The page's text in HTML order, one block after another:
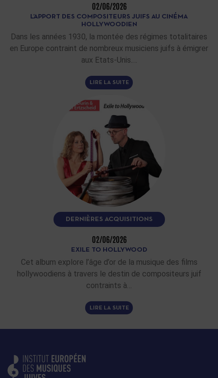
02/06/2026
L’APPORT DES COMPOSITEURS JUIFS AU CINÉMA
HOLLYWOODIEN
Dans les années 1930, la montée des régimes totalitaires
en Europe contraint de nombreux musiciens juifs à émigrer
aux Etats-Unis.…
LIRE LA SUITE
DERNIÈRES ACQUISITIONS
02/06/2026
EXILE TO HOLLYWOOD
Cet album explore l’âge d’or de la musique des films
hollywoodiens à travers le destin de compositeurs juif
contraints à…
LIRE LA SUITE